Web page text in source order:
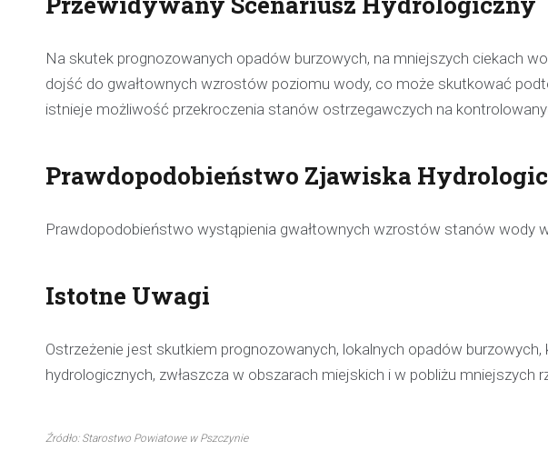
Na skutek prognozowanych opadów burzowych, na mniejszych ciekach
dojść do gwałtownych wzrostów poziomu wody, co może skutkować
istnieje możliwość przekroczenia stanów ostrzegawczych na
Prawdopodobieństwo Zjawiska
Prawdopodobieństwo wystąpienia gwałtownych wzrostów stanów wody
Istotne Uwagi
Ostrzeżenie jest skutkiem prognozowanych, lokalnych opadów
hydrologicznych, zwłaszcza w obszarach miejskich i w pobliżu mniejszych
Źródło: Starostwo Powiatowe w Pszczynie